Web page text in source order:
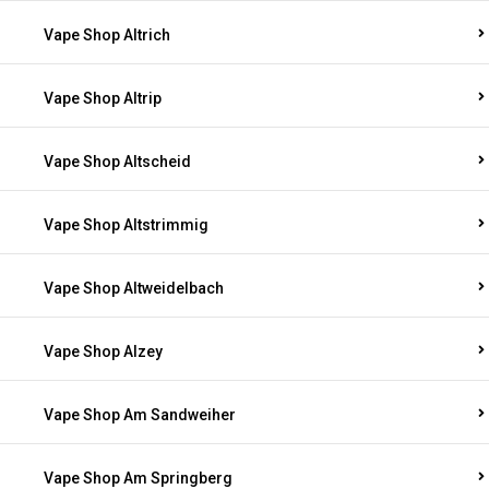
Vape Shop Altrich
Vape Shop Altrip
Vape Shop Altscheid
Vape Shop Altstrimmig
Vape Shop Altweidelbach
Vape Shop Alzey
Vape Shop Am Sandweiher
Vape Shop Am Springberg